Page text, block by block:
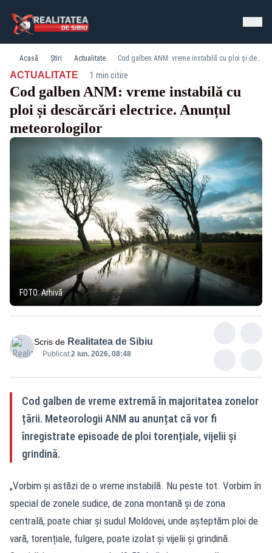
Acasă Știri Actualitate Cod galben ANM: vreme instabilă cu ploi și descărcări electrice. Anunțul meteorologilor
ACTUALITATE· 1 min citire
Cod galben ANM: vreme instabilă cu
ploi și descărcări electrice. Anunțul
meteorologilor
FOTO: Arhivă
Scris de Realitatea de Sibiu
Publicat:2 iun. 2026, 08:48
Cod galben de vreme extremă în majoritatea zonelor
țării. Meteorologii ANM au anunțat că vor fi
înregistrate episoade de ploi torențiale, vijelii și
grindină.
„Vorbim și astăzi de o vreme instabilă. Nu peste tot. Vorbim în
special de zonele sudice, de zona montană și de zona
centrală, poate chiar și sudul Moldovei, unde așteptăm ploi de
vară, torențiale, fulgere, poate izolat și vijelii și grindină.